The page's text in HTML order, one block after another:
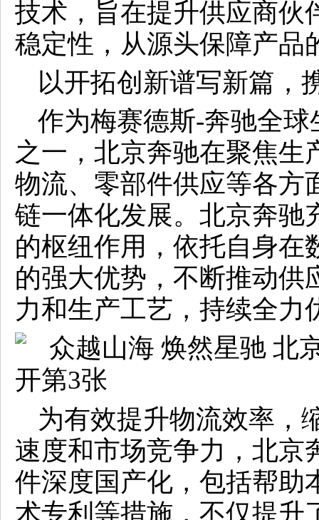
技术，旨在提升供应商伙
稳定性，从源头保障产品
以开拓创新谱写新篇，
作为梅赛德斯-奔驰全
之一，北京奔驰在聚焦生
物流、零部件供应等各方
链一体化发展。北京奔驰
的枢纽作用，依托自身在
的强大优势，不断推动供
力和生产工艺，持续全力
为有效提升物流效率，
速度和市场竞争力，北京
件深度国产化，包括帮助
术专利等措施，不仅提升